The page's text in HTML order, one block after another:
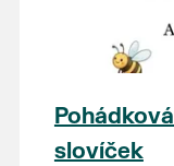
slovíček